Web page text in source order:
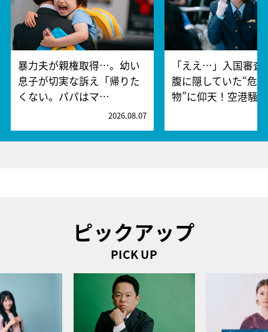
暴力夫が親権取得…。幼い
息子が切実な訴え「帰りた
くない。パパはマ…
2026.08.07
「ええ…」入国審査
腹に隠していた“危
物”に仰天！空港騒
ピックアップ
PICK UP